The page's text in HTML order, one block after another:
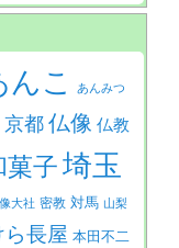
んこ あんみつ
京都仏像 仏教
菓子埼玉
大社 密教 対馬 山梨
長屋 本田不二